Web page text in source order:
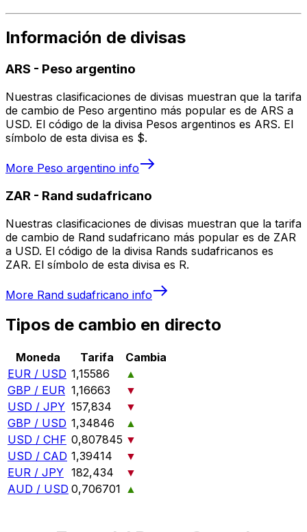
Información de divisas
ARS - Peso argentino
Nuestras clasificaciones de divisas muestran que la tarifa
de cambio de Peso argentino más popular es de ARS a
USD. El código de la divisa Pesos argentinos es ARS. El
símbolo de esta divisa es $.
More Peso argentino info
ZAR - Rand sudafricano
Nuestras clasificaciones de divisas muestran que la tarifa
de cambio de Rand sudafricano más popular es de ZAR
a USD. El código de la divisa Rands sudafricanos es
ZAR. El símbolo de esta divisa es R.
More Rand sudafricano info
Tipos de cambio en directo
Moneda Tarifa
Cambia
EUR / USD 1,15586
▲
GBP / EUR 1,16663
▼
USD / JPY 157,834
▼
GBP / USD 1,34846
▲
USD / CHF 0,807845 ▼
USD / CAD 1,39414
▼
EUR / JPY 182,434
▼
AUD / USD 0,706701 ▲